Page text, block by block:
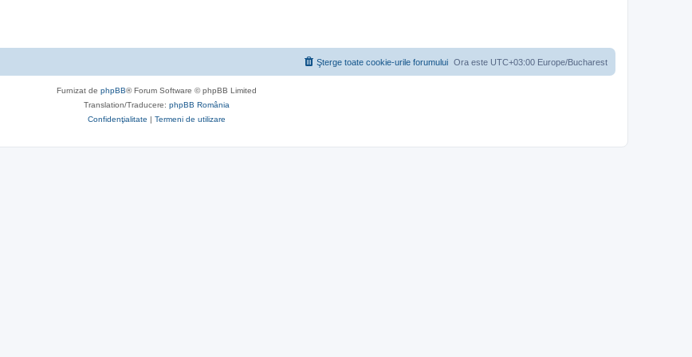
Ora este UTC+03:00 Europe/Bucharest
Şterge toate cookie-urile forumului
Furnizat de phpBB® Forum Software © phpBB Limited
Translation/Traducere: phpBB România
Confidenţialitate | Termeni de utilizare